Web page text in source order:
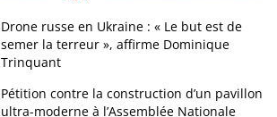
Drone russe en Ukraine : « Le but est de
semer la terreur », affirme Dominique
Trinquant
Pétition contre la construction d’un pavillon
ultra-moderne à l’Assemblée Nationale